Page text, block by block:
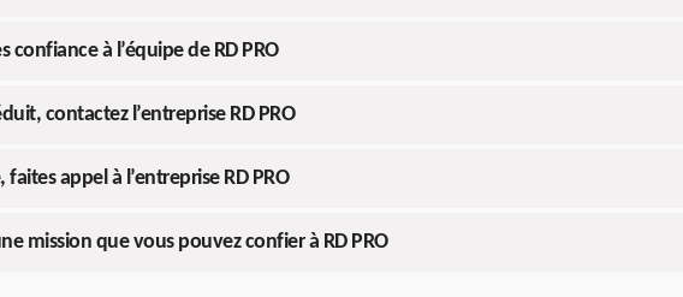
à l’équipe de RD PRO
contactez l’entreprise RD PRO
appel à l’entreprise RD PRO
mission que vous pouvez confier à RD PRO